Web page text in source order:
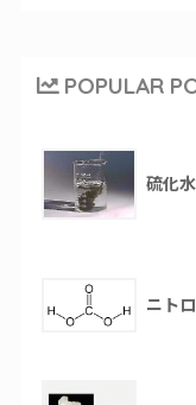
POPULAR
硫化
ニト